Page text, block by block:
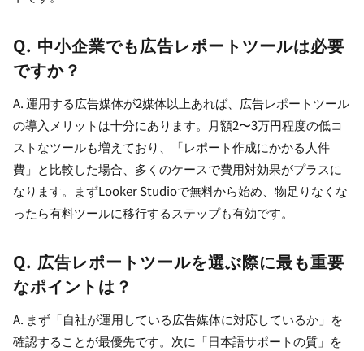
Q. 中小企業でも広告レポートツールは必要
ですか？
A. 運用する広告媒体が2媒体以上あれば、広告レポートツール
の導入メリットは十分にあります。月額2〜3万円程度の低コ
ストなツールも増えており、「レポート作成にかかる人件
費」と比較した場合、多くのケースで費用対効果がプラスに
なります。まずLooker Studioで無料から始め、物足りなくな
ったら有料ツールに移行するステップも有効です。
Q. 広告レポートツールを選ぶ際に最も重要
なポイントは？
A. まず「自社が運用している広告媒体に対応しているか」を
確認することが最優先です。次に「日本語サポートの質」を